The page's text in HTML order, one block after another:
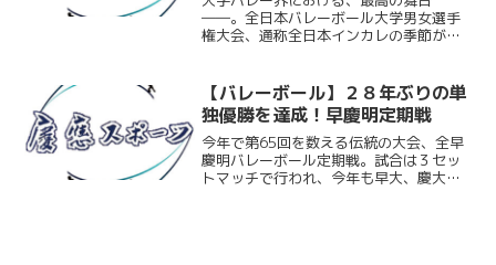
――。全日本バレーボール大学男女選手
権大会、通称全日本インカレの季節がい
の集大成として、各大学の熱い想いがぶ
つかり合う激闘となること間違...
【バレーボール】２８年ぶりの単
独優勝を達成！早慶明定期戦
今年で第65回を数える伝統の大会、全早
慶明バレーボール定期戦。試合は３セッ
トマッチで行われ、今年も早大、慶大、